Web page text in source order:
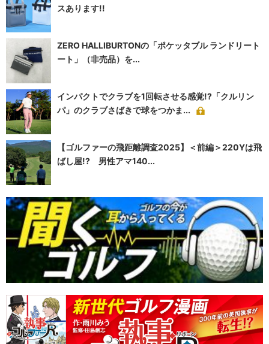
スあります!!
ZERO HALLIBURTONの「ポケッタブル ランドリート
ート」（非売品）を...
インパクトでクラブを1回転させる感覚!?「クルリン
パ」のクラブさばきで球をつかま...
【ゴルファーの飛距離調査2025】＜前編＞220Yは飛
ばし屋!? 男性アマ140...